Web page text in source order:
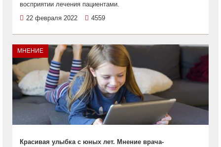
восприятии лечения пациентами.
22 февраля 2022
4559
МНЕНИЕ
Красивая улыбка с юных лет. Мнение врача-